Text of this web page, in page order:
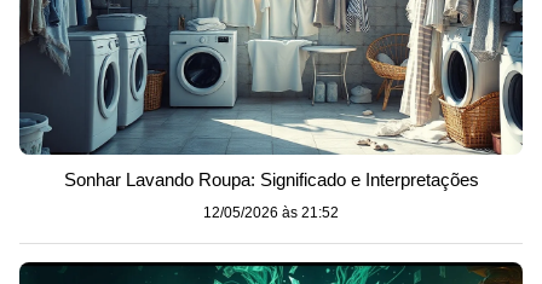
Sonhar Lavando Roupa: Significado e Interpretações
12/05/2026 às 21:52